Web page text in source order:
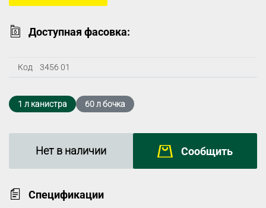
Доступная фасовка:
Код 3456 01
1 л канистра 60 л бочка
Нет в наличии Сообщить
Спецификации